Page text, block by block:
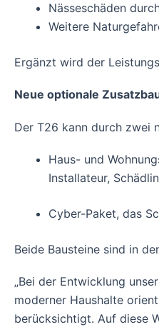
Nässeschäden
Weitere
Ergänzt wird der
Neue optionale
Der T26 kann durch zwei
Haus- und
Installateur,
Cyber-Paket, das
Beide Bausteine sind in
„Bei der Entwicklung
moderner Haushalte
berücksichtigt. Auf diese